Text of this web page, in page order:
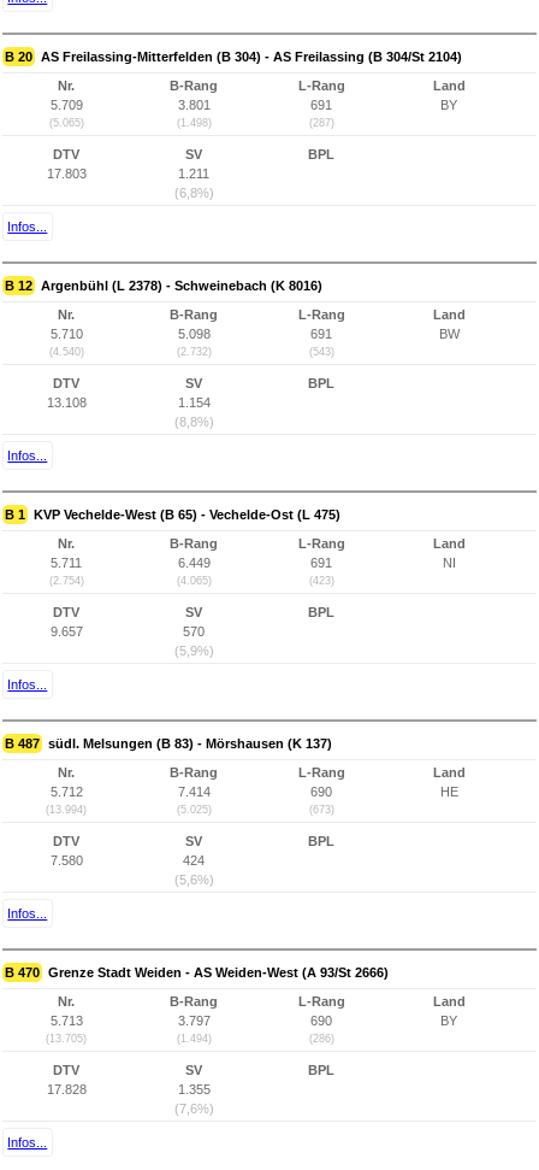
B 20 AS Freilassing-Mitterfelden (B 304) - AS Freilassing (B 304/St 2104)
Nr.
5.709
(5.065)
B-Rang
3.801
(1.498)
L-Rang
691
(287)
Land
BY
DTV
17.803
SV
1.211
(6,8%)
BPL
Infos...
B 12 Argenbühl (L 2378) - Schweinebach (K 8016)
Nr.
5.710
(4.540)
B-Rang
5.098
(2.732)
L-Rang
691
(543)
Land
BW
DTV
13.108
SV
1.154
(8,8%)
BPL
Infos...
B 1 KVP Vechelde-West (B 65) - Vechelde-Ost (L 475)
Nr.
5.711
(2.754)
B-Rang
6.449
(4.065)
L-Rang
691
(423)
Land
NI
DTV
9.657
SV
570
(5,9%)
BPL
Infos...
B 487 südl. Melsungen (B 83) - Mörshausen (K 137)
Nr.
5.712
(13.994)
B-Rang
7.414
(5.025)
L-Rang
690
(673)
Land
HE
DTV
7.580
SV
424
(5,6%)
BPL
Infos...
B 470 Grenze Stadt Weiden - AS Weiden-West (A 93/St 2666)
Nr.
5.713
(13.705)
B-Rang
3.797
(1.494)
L-Rang
690
(286)
Land
BY
DTV
17.828
SV
1.355
(7,6%)
BPL
Infos...